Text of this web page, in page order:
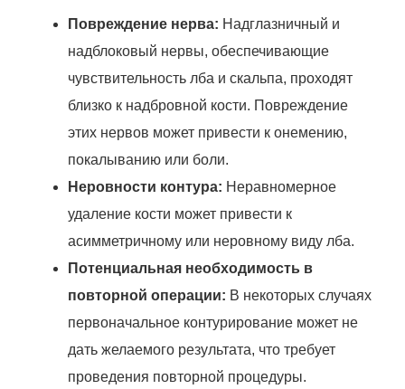
Повреждение нерва: Надглазничный и
надблоковый нервы, обеспечивающие
чувствительность лба и скальпа, проходят
близко к надбровной кости. Повреждение
этих нервов может привести к онемению,
покалыванию или боли.
Неровности контура: Неравномерное
удаление кости может привести к
асимметричному или неровному виду лба.
Потенциальная необходимость в
повторной операции: В некоторых случаях
первоначальное контурирование может не
дать желаемого результата, что требует
проведения повторной процедуры.